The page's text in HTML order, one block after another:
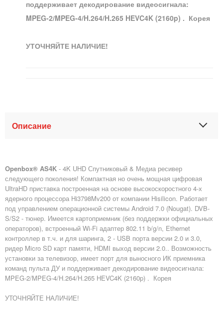
поддерживает декодирование видеосигнала:
MPEG-2/MPEG-4/H.264/H.265 HEVC4K (2160p) . Корея
УТОЧНЯЙТЕ НАЛИЧИЕ!
Описание
Openbox® AS4K - 4K UHD Спутниковый & Медиа ресивер
следующего поколения! Компактная но очень мощная цифровая
UltraHD приставка построенная на основе высокоскоростного 4-х
ядерного процессора Hi3798Mv200 от компании Hisilicon. Работает
под управлением операционной системы Android 7.0 (Nougat). DVB-
S/S2 - тюнер. Имеется картоприемник (без поддержки официальных
операторов), встроенный Wi-Fi адаптер 802.11 b/g/n, Ethernet
контроллер в т.ч. и для шаринга, 2 - USB порта версии 2.0 и 3.0,
ридер Micro SD карт памяти, HDMI выход версии 2.0.. Возможность
установки за телевизор, имеет порт для выносного ИК приемника
команд пульта ДУ и поддерживает декодирование видеосигнала:
MPEG-2/MPEG-4/H.264/H.265 HEVC4K (2160p) . Корея
УТОЧНЯЙТЕ НАЛИЧИЕ!